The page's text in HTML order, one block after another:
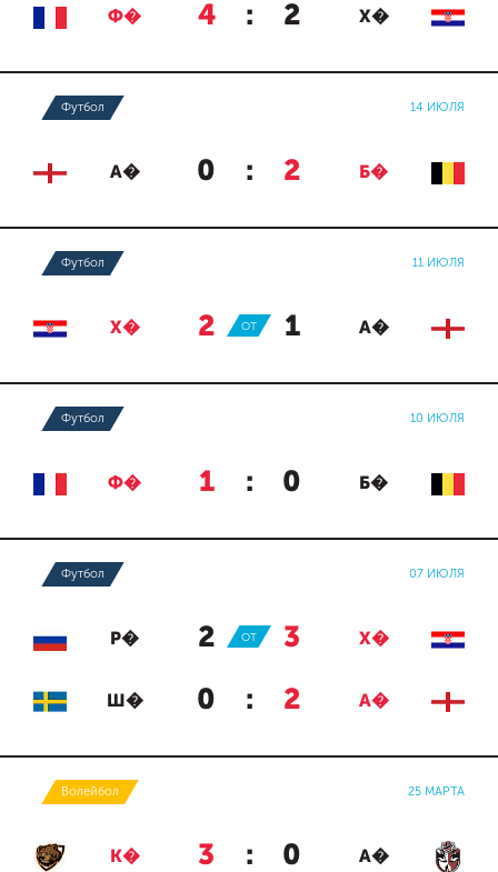
Ф� 4 : 2 Х�
Футбол 14 ИЮЛЯ
А� 0 : 2 Б�
Футбол 11 ИЮЛЯ
Х� 2 : 1 А�
ОТ
Футбол 10 ИЮЛЯ
Ф� 1 : 0 Б�
Футбол 07 ИЮЛЯ
Р� 2 : 3 Х�
ОТ
Ш� 0 : 2 А�
Волейбол 25 МАРТА
К� 3 : 0 А�